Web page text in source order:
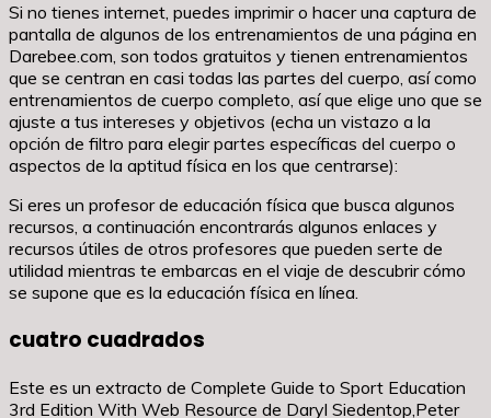
Si no tienes internet, puedes imprimir o hacer una captura de
pantalla de algunos de los entrenamientos de una página en
Darebee.com, son todos gratuitos y tienen entrenamientos
que se centran en casi todas las partes del cuerpo, así como
entrenamientos de cuerpo completo, así que elige uno que se
ajuste a tus intereses y objetivos (echa un vistazo a la
opción de filtro para elegir partes específicas del cuerpo o
aspectos de la aptitud física en los que centrarse):
Si eres un profesor de educación física que busca algunos
recursos, a continuación encontrarás algunos enlaces y
recursos útiles de otros profesores que pueden serte de
utilidad mientras te embarcas en el viaje de descubrir cómo
se supone que es la educación física en línea.
cuatro cuadrados
Este es un extracto de Complete Guide to Sport Education
3rd Edition With Web Resource de Daryl Siedentop,Peter